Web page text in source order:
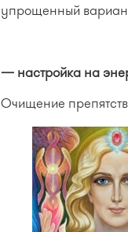
упрощенный
— настройка на
Очищение